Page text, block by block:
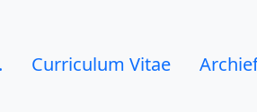
Curriculum Vitae